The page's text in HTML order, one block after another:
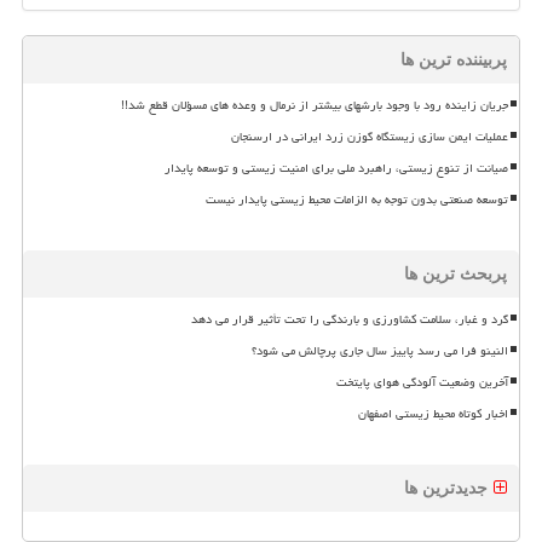
پربیننده ترین ها
جریان زاینده رود با وجود بارشهای بیشتر از نرمال و وعده های مسؤلان قطع شد!!
عملیات ایمن سازی زیستگاه گوزن زرد ایرانی در ارسنجان
صیانت از تنوع زیستی، راهبرد ملی برای امنیت زیستی و توسعه پایدار
توسعه صنعتی بدون توجه به الزامات محیط زیستی پایدار نیست
پربحث ترین ها
گرد و غبار، سلامت کشاورزی و بارندگی را تحت تأثیر قرار می دهد
النینو فرا می رسد پاییز سال جاری پرچالش می شود؟
آخرین وضعیت آلودگی هوای پایتخت
اخبار کوتاه محیط زیستی اصفهان
جدیدترین ها